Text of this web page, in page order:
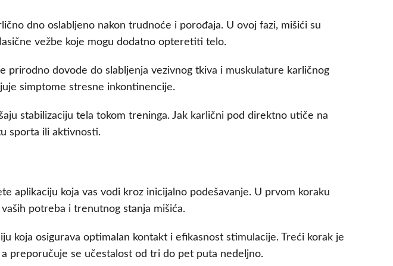
dno oslabljeno nakon trudnoće i porođaja. U ovoj fazi, mišići su
vežbe koje mogu dodatno opteretiti telo.
prirodno dovode do slabljenja vezivnog tkiva i muskulature karličnog
simptome stresne inkontinencije.
stabilizaciju tela tokom treninga. Jak karlični pod direktno utiče na
sporta ili aktivnosti.
aplikaciju koja vas vodi kroz inicijalno podešavanje. U prvom koraku
potreba i trenutnog stanja mišića.
koja osigurava optimalan kontakt i efikasnost stimulacije. Treći korak je
preporučuje se učestalost od tri do pet puta nedeljno.